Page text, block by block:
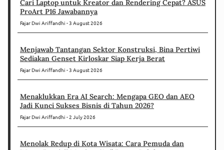
Cari Laptop untuk Kreator dan Rendering Cepat? ASUS
ProArt P16 Jawabannya
Fajar Dwi Ariffandhi 3 August 2026
Menjawab Tantangan Sektor Konstruksi, Bina Pertiwi
Sediakan Genset Kirloskar Siap Kerja Berat
Fajar Dwi Ariffandhi 3 August 2026
Menaklukkan Era AI Search: Mengapa GEO dan AEO
Jadi Kunci Sukses Bisnis di Tahun 2026?
Fajar Dwi Ariffandhi 2 July 2026
Menolak Redup di Kota Wisata: Cara Pemuda dan